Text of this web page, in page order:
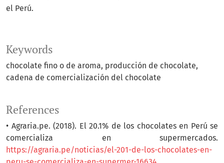
Keywords
chocolate fino o de aroma producción de chocolate
cadena de comercialización del chocolate
el Perú.
References
• Agraria.pe. (2018). El 20.1% de los chocolates en Perú se
comercializa en supermercados.
https://agraria.pe/noticias/el-201-de-los-chocolates-en-